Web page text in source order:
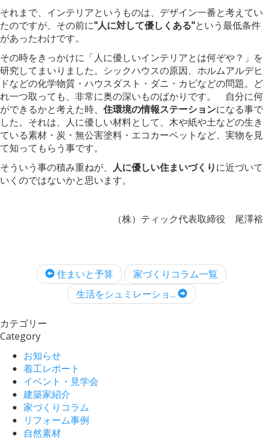
それまで、インテリアというものは、デザイン一番と考えてい
たのですが、その前に"人に対して優しくある"という最低条件
があったわけです。
その時をきっかけに「人に優しいインテリアとは何ぞや？」を
研究してまいりました。シックハウスの原因、ホルムアルデヒ
ドなどの化学物質・ハウスダスト・ダニ・カビなどの問題。ど
れ一つ取っても、非常に奥の深いものばかりです。 自分に何
ができるかと考えた時、 住環境の情報ステーションになる事で
した。それは、人に優しい材料として、木や紙や土などの生き
ている素材・炭・無公害塗料・エコカーペットなど、実物を見
て知ってもらう事です。
そういう事の積み重ねが、 人に優しい住まいづくりに近づいて
いくのではないかと思います。
（株）ティック代表取締役 尾澤裕
住まいと予算
家づくりコラム一覧
生活をシュミレーショ...
カテゴリー
Category
お知らせ
着工レポート
イベント・見学会
建築家紹介
家づくりコラム
リフォーム事例
自然素材